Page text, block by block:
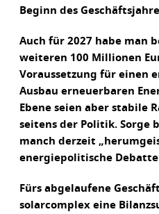
Beginn des
Auch für 2027 habe man
weiteren 100 Millionen
Voraussetzung für einen
Ausbau erneuerbaren
Ebene seien aber stabile
seitens der Politik. Sorge
manch derzeit
energiepolitische
Fürs abgelaufene
solarcomplex eine